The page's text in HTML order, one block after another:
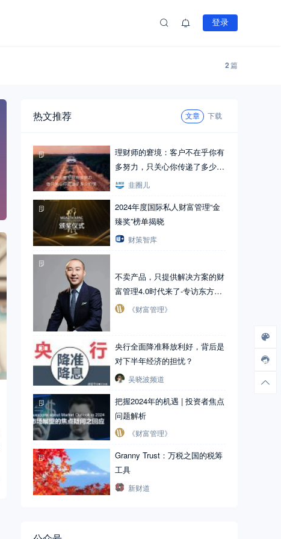
登录
2篇
热文推荐 文章 下载
理财师的窘境：客户不在乎你有
多努力，只关心你传递了多少价
值 韭圈儿
2024年度国际私人财富管理“金
臻奖”榜单揭晓
财策智库
不卖产品，只提供解决方案的财
富管理4.0时代来了-专访东方金
匠首席董事长 ​​​
《财富管理》
央行全面降准释放利好，背后是
对下半年经济的担忧？
吴晓波频道
把握2024年的机遇 | 投资者焦点
问题解析
《财富管理》
Granny Trust：万税之国的税筹
工具
新财道